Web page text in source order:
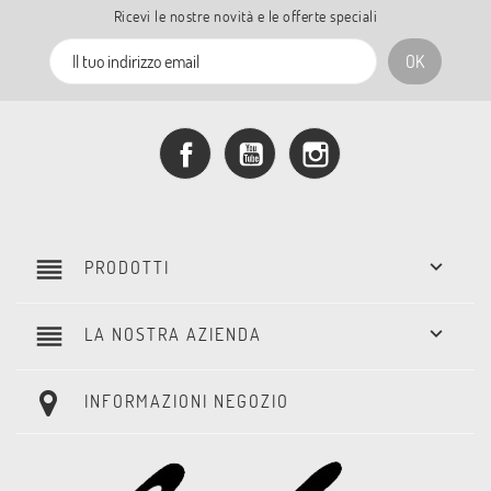
Ricevi le nostre novità e le offerte speciali
Facebook YouTube
reorder PRODOTTI 
reorder LA NOSTRA AZIENDA 
INFORMAZIONI NEGOZIO